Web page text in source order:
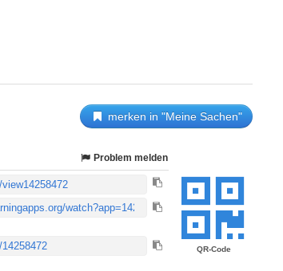
merken in "Meine Sachen"
QR-Code
Problem melden